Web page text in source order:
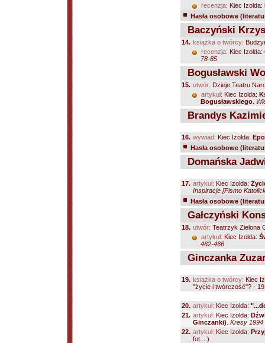
recenzja: Kiec Izolda:
Hasła osobowe
Baczyński
14. książka o twórcy:
recenzja: Kiec Izolda:
78-85
Bogusławski
15. utwór: Dzieje Teatru
artykuł: Kiec Izolda:
Bogusławskiego
Brandys
16. wywiad: Kiec Izolda:
Hasła osobowe
Domańska
17. artykuł: Kiec Izolda:
Inspiracje [Pismo
Hasła osobowe
Gałczyński
18. utwór: Teatrzyk Zielona
artykuł: Kiec Izolda:
462-466
Ginczanka
19. książka o twórcy: Kiec
"życie i twórczość"? -
20. artykuł: Kiec Izolda:
21. artykuł: Kiec Izolda:
Ginczanki) Kresy 1994
22. artykuł: Kiec Izolda:
fot....)